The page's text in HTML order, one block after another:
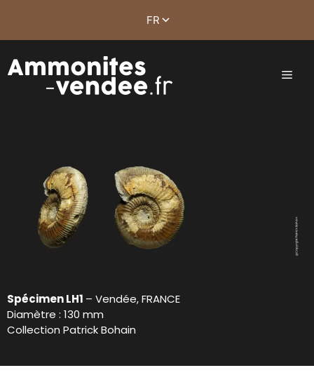
Spécimen LH1 – Vendée, FRANCE
Diamètre : 130 mm
Collection Patrick Bohain